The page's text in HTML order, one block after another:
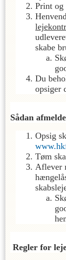
Print
skabe
Du
opsiger
Sådan
Opsig
Tøm
Aflever
Regler for